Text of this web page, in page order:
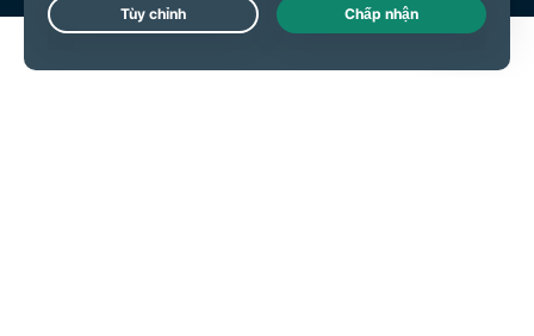
Live Chat